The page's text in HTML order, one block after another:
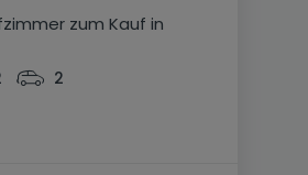
zum Kauf in
2